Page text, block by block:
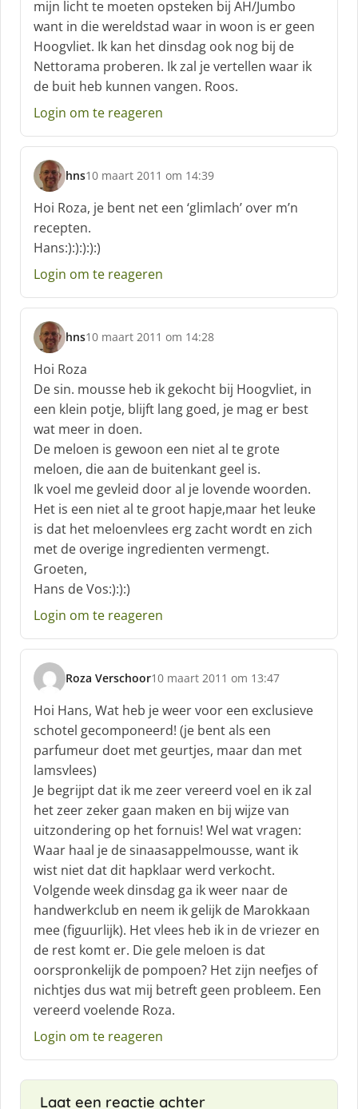
e
f
:
mijn licht te moeten opsteken bij AH/Jumbo
want in die wereldstad waar in woon is er geen
Hoogvliet. Ik kan het dinsdag ook nog bij de
Nettorama proberen. Ik zal je vertellen waar ik
de buit heb kunnen vangen. Roos.
Login om te reageren
hns
s
c
h
r
e
e
f
:
10 maart 2011 om 14:39
Hoi Roza, je bent net een ‘glimlach’ over m’n
recepten.
Hans:):):):):)
Login om te reageren
hns
s
c
h
r
e
e
f
10 maart 2011 om 14:28
Hoi Roza
De sin. mousse heb ik gekocht bij Hoogvliet, in
een klein potje, blijft lang goed, je mag er best
wat meer in doen.
De meloen is gewoon een niet al te grote
meloen, die aan de buitenkant geel is.
Ik voel me gevleid door al je lovende woorden.
Het is een niet al te groot hapje,maar het leuke
is dat het meloenvlees erg zacht wordt en zich
met de overige ingredienten vermengt.
Groeten,
Hans de Vos:):):)
Login om te reageren
Roza Verschoor
s
c
h
r
e
e
f
:
10 maart 2011 om 13:47
Hoi Hans, Wat heb je weer voor een exclusieve
schotel gecomponeerd! (je bent als een
parfumeur doet met geurtjes, maar dan met
lamsvlees)
Je begrijpt dat ik me zeer vereerd voel en ik zal
het zeer zeker gaan maken en bij wijze van
uitzondering op het fornuis! Wel wat vragen:
Waar haal je de sinaasappelmousse, want ik
wist niet dat dit hapklaar werd verkocht.
Volgende week dinsdag ga ik weer naar de
handwerkclub en neem ik gelijk de Marokkaan
mee (figuurlijk). Het vlees heb ik in de vriezer en
de rest komt er. Die gele meloen is dat
oorspronkelijk de pompoen? Het zijn neefjes of
nichtjes dus wat mij betreft geen probleem. Een
vereerd voelende Roza.
Login om te reageren
Laat een reactie achter